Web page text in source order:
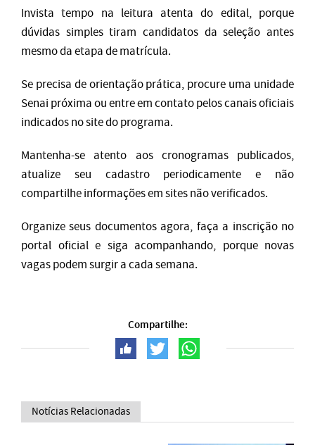
Invista tempo na leitura atenta do edital, porque
dúvidas simples tiram candidatos da seleção antes
mesmo da etapa de matrícula.
Se precisa de orientação prática, procure uma unidade
Senai próxima ou entre em contato pelos canais oficiais
indicados no site do programa.
Mantenha-se atento aos cronogramas publicados,
atualize seu cadastro periodicamente e não
compartilhe informações em sites não verificados.
Organize seus documentos agora, faça a inscrição no
portal oficial e siga acompanhando, porque novas
vagas podem surgir a cada semana.
Compartilhe:
Notícias Relacionadas